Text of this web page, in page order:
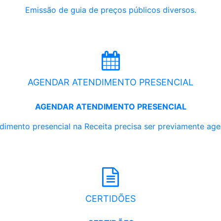
Emissão de guia de preços públicos diversos.
AGENDAR ATENDIMENTO PRESENCIAL
AGENDAR ATENDIMENTO PRESENCIAL
presencial na Receita precisa ser previamente
CERTIDÕES